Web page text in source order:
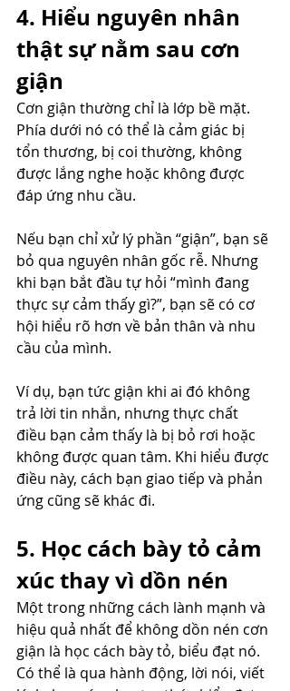
4. Hiểu nguyên nhân
thật sự nằm sau cơn
giận
Cơn giận thường chỉ là lớp bề mặt.
Phía dưới nó có thể là cảm giác bị
tổn thương, bị coi thường, không
được lắng nghe hoặc không được
đáp ứng nhu cầu.
Nếu bạn chỉ xử lý phần “giận”, bạn sẽ
bỏ qua nguyên nhân gốc rễ. Nhưng
khi bạn bắt đầu tự hỏi “mình đang
thực sự cảm thấy gì?”, bạn sẽ có cơ
hội hiểu rõ hơn về bản thân và nhu
cầu của mình.
Ví dụ, bạn tức giận khi ai đó không
trả lời tin nhắn, nhưng thực chất
điều bạn cảm thấy là bị bỏ rơi hoặc
không được quan tâm. Khi hiểu được
điều này, cách bạn giao tiếp và phản
ứng cũng sẽ khác đi.
5. Học cách bày tỏ cảm
xúc thay vì dồn nén
Một trong những cách lành mạnh và
hiệu quả nhất để không dồn nén cơn
giận là học cách bày tỏ, biểu đạt nó.
Có thể là qua hành động, lời nói, viết